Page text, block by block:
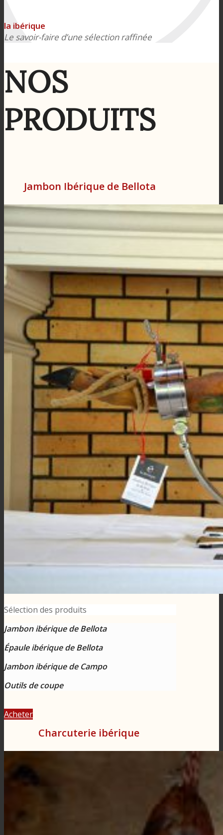
la ibérique
Le savoir-faire d’une sélection raffinée
NOS
PRODUITS
Jambon Ibérique de Bellota
Sélection des produits
Jambon ibérique de Bellota
Épaule ibérique de Bellota
Jambon ibérique de Campo
Outils de coupe
Acheter
Charcuterie ibérique